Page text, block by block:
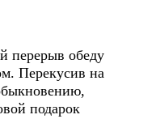
обеду
Перекусив на
подарок